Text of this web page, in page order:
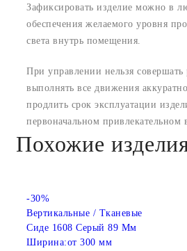
Зафиксировать изделие можно в
обеспечения желаемого уровня
света внутрь помещения.
При управлении нельзя
выполнять все движения
продлить срок эксплуатации
первоначальном привлекательном
Похожие
-30%
Вертикальные / Тканевые
Сиде 1608 Серый 89 Мм
Ширина:от 300 мм